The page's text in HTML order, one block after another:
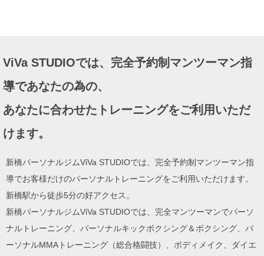
シ
ョ
ViVa STUDIOでは、完全予約制マンツーマン指
導であなたの為の、
あなたに合わせたトレーニングをご利用いただ
けます。
新橋パーソナルジムViVa STUDIOでは、完全予約制マンツーマン指
導でお客様だけのパーソナルトレーニングをご利用いただけます。
新橋駅から徒歩5分の好アクセス。
新橋パーソナルジムViVa STUDIOでは、完全マンツーマンでパーソ
ナルトレーニング、パーソナルキックボクシング＆ボクシング、パ
ーソナルMMAトレーニング（総合格闘技）、ボディメイク、ダイエ